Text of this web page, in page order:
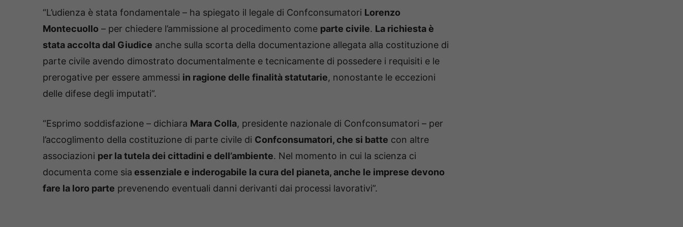
“L’udienza è stata fondamentale – ha spiegato il legale di Confconsumatori Lorenzo
Montecuollo – per chiedere l’ammissione al procedimento come parte civile. La richiesta è
stata accolta dal Giudice anche sulla scorta della documentazione allegata alla costituzione di
parte civile avendo dimostrato documentalmente e tecnicamente di possedere i requisiti e le
prerogative per essere ammessi in ragione delle finalità statutarie, nonostante le eccezioni
delle difese degli imputati”.
“Esprimo soddisfazione – dichiara Mara Colla, presidente nazionale di Confconsumatori – per
l’accoglimento della costituzione di parte civile di Confconsumatori, che si batte con altre
associazioni per la tutela dei cittadini e dell’ambiente. Nel momento in cui la scienza ci
documenta come sia essenziale e inderogabile la cura del pianeta, anche le imprese devono
fare la loro parte prevenendo eventuali danni derivanti dai processi lavorativi”.